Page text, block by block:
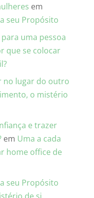
em
seu Propósito
para uma pessoa
que se colocar
no lugar do outro
o mistério
e trazer
em Uma a cada
home office de
seu Propósito